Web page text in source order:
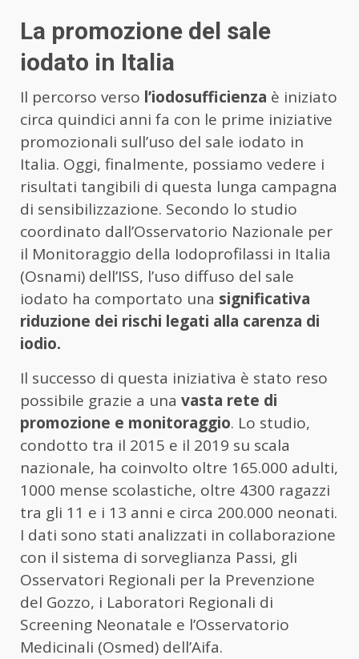
La promozione del sale
iodato in Italia
Il percorso verso l’iodosufficienza è iniziato
circa quindici anni fa con le prime iniziative
promozionali sull’uso del sale iodato in
Italia. Oggi, finalmente, possiamo vedere i
risultati tangibili di questa lunga campagna
di sensibilizzazione. Secondo lo studio
coordinato dall’Osservatorio Nazionale per
il Monitoraggio della Iodoprofilassi in Italia
(Osnami) dell’ISS, l’uso diffuso del sale
iodato ha comportato una significativa
riduzione dei rischi legati alla carenza di
iodio.
Il successo di questa iniziativa è stato reso
possibile grazie a una vasta rete di
promozione e monitoraggio. Lo studio,
condotto tra il 2015 e il 2019 su scala
nazionale, ha coinvolto oltre 165.000 adulti,
1000 mense scolastiche, oltre 4300 ragazzi
tra gli 11 e i 13 anni e circa 200.000 neonati.
I dati sono stati analizzati in collaborazione
con il sistema di sorveglianza Passi, gli
Osservatori Regionali per la Prevenzione
del Gozzo, i Laboratori Regionali di
Screening Neonatale e l’Osservatorio
Medicinali (Osmed) dell’Aifa.